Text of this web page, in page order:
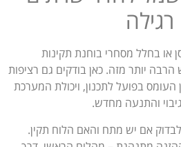
בחלל מסחרי בוחנת תקינות
יותר מזה. כאן בודקים גם רציפות
העומס בפועל לתכנון, ויכולת המערכת
והתנעה מחדש.
אם יש מתח והאם הלוח תקין.